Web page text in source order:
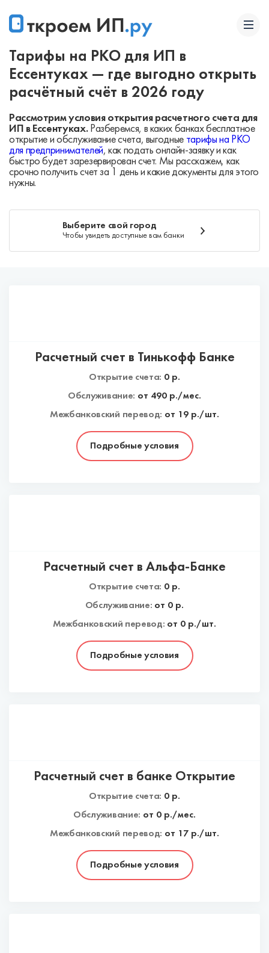
Тарифы на РКО для ИП в
Ессентуках — где выгодно открыть
расчётный счёт в 2026 году
Рассмотрим условия открытия расчетного счета для
ИП в Ессентуках.Разберемся, в каких банках бесплатное
открытие и обслуживание счета, выгодные тарифы на РКО
для предпринимателей, как подать онлайн-заявку и как
быстро будет зарезервирован счет. Мы расскажем, как
срочно получить счет за 1 день и какие документы для этого
нужны.
Выберите свой город
Чтобы увидеть доступные вам банки
Подробные условия
Расчетный счет в Тинькофф Банке
Открытие счета: 0 р.
Обслуживание: от 490р./мес.
Межбанковский перевод: от 19 р./шт.
Подробные условия
Расчетный счет в Альфа-Банке
Открытие счета: 0 р.
Обслуживание: от 0 р.
Межбанковский перевод: от 0 р./шт.
Подробные условия
Расчетный счет в банке Открытие
Открытие счета: 0 р.
Обслуживание: от 0р./мес.
Межбанковский перевод: от 17 р./шт.